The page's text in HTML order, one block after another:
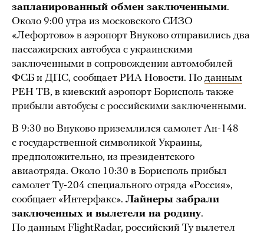
запланированный обмен заключенными.
Около 9:00 утра из московского СИЗО
«Лефортово» в аэропорт Внуково отправились два
пассажирских автобуса с украинскими
заключенными в сопровождении автомобилей
ФСБ и ДПС, сообщает РИА Новости. По данным
РЕН ТВ, в киевский аэропорт Борисполь также
прибыли автобусы с российскими заключенными.
В 9:30 во Внуково приземлился самолет Ан-148
с государственной символикой Украины,
предположительно, из президентского
авиаотряда. Около 10:30 в Борисполь прибыл
самолет Ту-204 специального отряда «Россия»,
сообщает «Интерфакс». Лайнеры забрали
заключенных и вылетели на родину.
По данным FlightRadar, российский Ту вылетел